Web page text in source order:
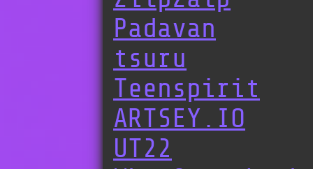
Padavan
tsuru
Teenspirit
ARTSEY.IO
UT22